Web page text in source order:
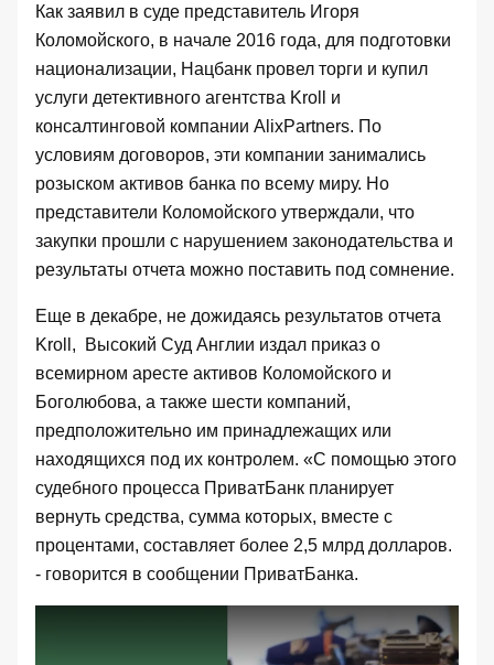
Как заявил в суде представитель Игоря
Коломойского, в начале 2016 года, для подготовки
национализации, Нацбанк провел торги и купил
услуги детективного агентства Kroll и
консалтинговой компании AlixPartners. По
условиям договоров, эти компании занимались
розыском активов банка по всему миру. Но
представители Коломойского утверждали, что
закупки прошли с нарушением законодательства и
результаты отчета можно поставить под сомнение.
Еще в декабре, не дожидаясь результатов отчета
Kroll,
Высокий Суд Англии издал приказ о
всемирном аресте активов Коломойского и
Боголюбова, а также шести компаний,
предположительно им принадлежащих или
находящихся под их контролем. «С помощью этого
судебного процесса ПриватБанк планирует
вернуть средства, сумма которых, вместе с
процентами, составляет более 2,5 млрд долларов.
- говорится в сообщении ПриватБанка.